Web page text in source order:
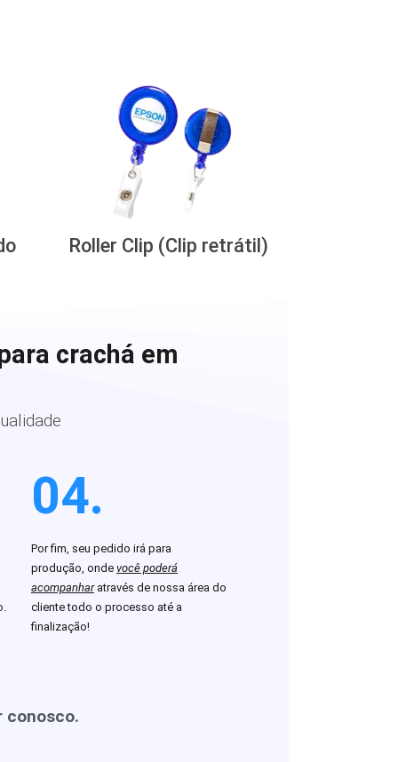
Roller Clip (Clip retrátil)
crachá em
04.
Por fim, seu pedido irá para
produção, onde você poderá
acompanharatravés de nossa área do
cliente todo o processo até a
finalização!
conosco.